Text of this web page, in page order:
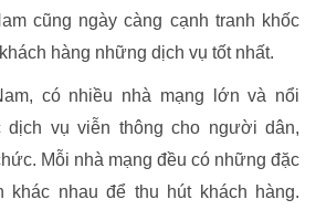
cũng ngày càng cạnh tranh khốc
hàng những dịch vụ tốt nhất.
có nhiều nhà mạng lớn và nổi
dịch vụ viễn thông cho người dân,
Mỗi nhà mạng đều có những đặc
khác nhau để thu hút khách hàng.